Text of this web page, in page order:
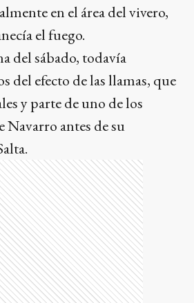
en el área del vivero,
el fuego.
del sábado, todavía
del efecto de las llamas, que
y parte de uno de los
Navarro antes de su